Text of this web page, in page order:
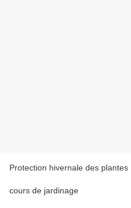
Protection hivernale des plantes
cours de jardinage